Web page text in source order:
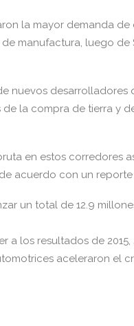
la mayor demanda de
manufactura, luego de
nuevos desarrolladores
la compra de tierra y
en estos corredores
acuerdo con un reporte
un total de 12.9
los resultados de 2015,
aceleraron el